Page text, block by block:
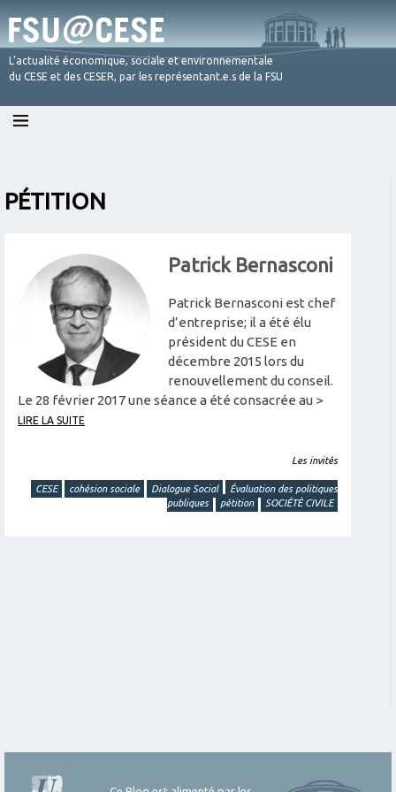
L’actualité économique, sociale et environnementale
du CESE et des CESER, par les représentant.e.s de la FSU
Skip
PÉTITION
Patrick Bernasconi
Patrick Bernasconi est chef
d’entreprise; il a été élu
président du CESE en
décembre 2015 lors du
renouvellement du conseil.
Le 28 février 2017 une séance a été consacrée au >
LIRE LA SUITE
Les invités
CESE cohésion sociale Dialogue Social
Évaluation des politiques
publiques
pétition SOCIÉTÉ CIVILE